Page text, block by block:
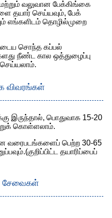
மற்றும் வலுவான பேக்கிங்கை
தயார் செய்யவும், பேக்
எங்களிடம் தொழில்முறை
சொந்த கப்பல்
நீண்ட கால ஒத்துழைப்பு
விவரங்கள்
இருந்தால், பொதுவாக 15-20
கொள்ளலாம்.
வரைபடங்களைப் பெற்ற 30-65
தயாரிப்பைப்
சேவைகள்